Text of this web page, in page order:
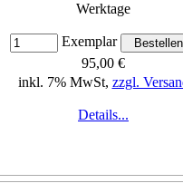
Werktage
Exemplar
95,00 €
inkl. 7% MwSt, zzgl.
Details...